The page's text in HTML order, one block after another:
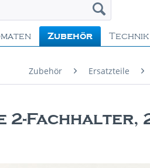
Zubehör
Zubehör Ersatzteile
2-Fachhalter,